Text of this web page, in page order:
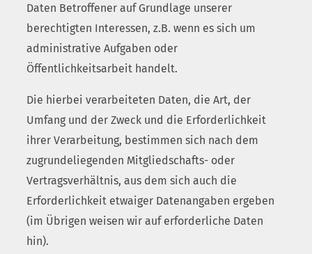
Daten Betroffener auf Grundlage unserer
berechtigten Interessen, z.B. wenn es sich um
administrative Aufgaben oder
Öffentlichkeitsarbeit handelt.
Die hierbei verarbeiteten Daten, die Art, der
Umfang und der Zweck und die Erforderlichkeit
ihrer Verarbeitung, bestimmen sich nach dem
zugrundeliegenden Mitgliedschafts- oder
Vertragsverhältnis, aus dem sich auch die
Erforderlichkeit etwaiger Datenangaben ergeben
(im Übrigen weisen wir auf erforderliche Daten
hin).